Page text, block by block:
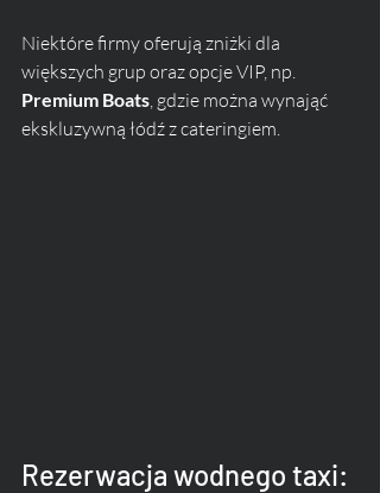
Niektóre firmy oferują zniżki dla
większych grup oraz opcje VIP, np.
Premium Boats , gdzie można wynająć
ekskluzywną łódź z cateringiem.
Rezerwacja wodnego taxi: